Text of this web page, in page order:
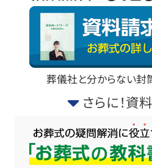
葬儀社と分からない封
さらに！資